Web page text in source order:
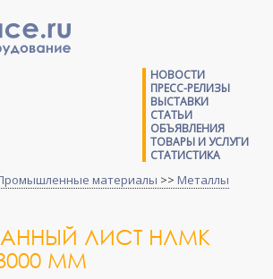
НОВОСТИ
ПРЕСС-РЕЛИЗЫ
ВЫСТАВКИ
СТАТЬИ
ОБЪЯВЛЕНИЯ
ТОВАРЫ И УСЛУГИ
СТАТИСТИКА
материалы >> Металлы
ЛИСТ НЛМК
ММ